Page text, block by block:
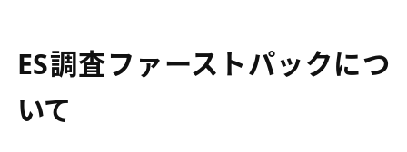
ES調査ファーストパックにつ
いて